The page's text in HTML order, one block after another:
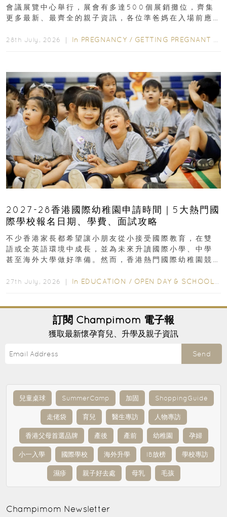
會議展覽中心舉行，展會有多達500個展銷攤位，齊集
更多最新、最齊全的親子資訊，各位準爸媽在入場前應
28th July, 2026 ｜ In PREGNANCY / GETTING PREGNANT
2027-28香港國際幼稚園申請時間｜5大熱門國
際學校報名日期、學費、面試攻略
不少香港家長都希望讓小朋友從小接受國際教育，在雙
語或全英語環境中成長，並為未來升讀國際小學、中學
甚至海外大學做好準備。然而，香港熱門國際幼稚園競
27th July, 2026 ｜ In EDUCATION / OPEN DAY & SCHOOL EVENTS
訂閱 Champimom 電子報
獲取最新懷孕育兒、升學及親子資訊
Send
兒童桌球 SummerCamp 加固 ShoppingGuide
走佬袋 育兒 醫生專訪 人物專訪
香港父母首選品牌 產後 產前 幼稚園 孕婦
小一入學 國際學校 海外升學 IB放榜 學校專訪
濕疹 親子好去處 母乳 毛孩
Champimom Newsletter